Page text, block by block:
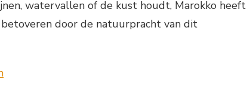
watervallen of de kust houdt, Marokko heeft
door de natuurpracht van dit